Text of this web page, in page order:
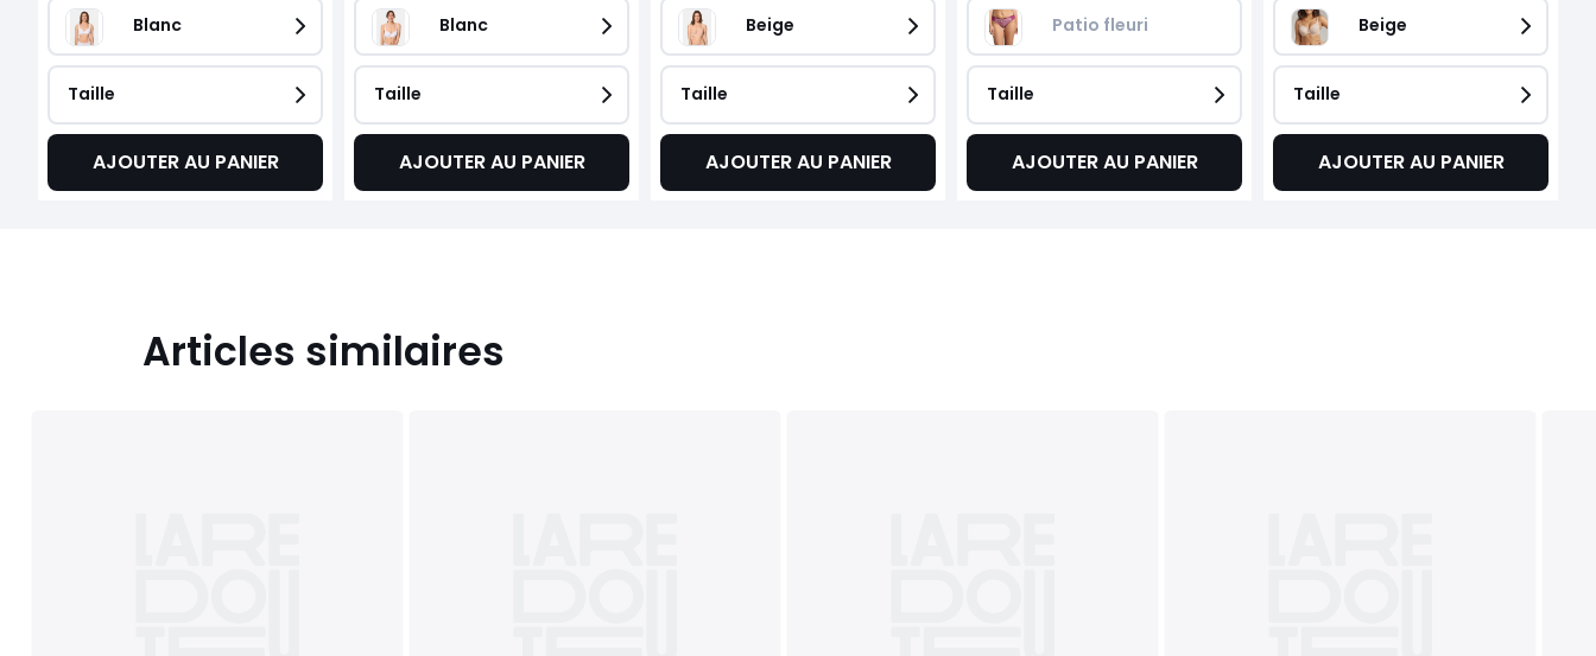
Blanc
Taille
AJOUTER AU PANIER
Blanc
Taille
AJOUTER AU PANIER
Beige
Taille
AJOUTER AU PANIER
Patio fleuri
Taille
AJOUTER AU PANIER
Beige
Taille
AJOUTER AU PANIER
Articles similaires